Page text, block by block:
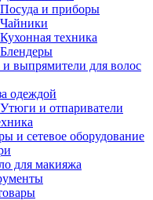
Посуда и приборы
Чайники
Кухонная техника
Блендеры
выпрямители для волос
одеждой
Утюги и отпариватели
и сетевое оборудование
для макияжа